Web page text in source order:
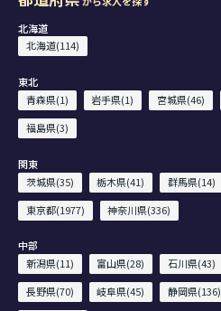
北海道
北海道(114)
東北
青森県(1)
岩手県(1) 宮城県(46)
福島県(3)
関東
茨城県(35)
栃木県(41) 群馬県(14)
東京都(1977)
神奈川県(336)
中部
新潟県(11)
富山県(28) 石川県(43)
長野県(70)
岐阜県(45) 静岡県(136)